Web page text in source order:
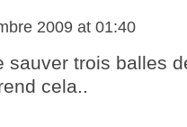
2009 at 01:40
sauver trois balles
cela..